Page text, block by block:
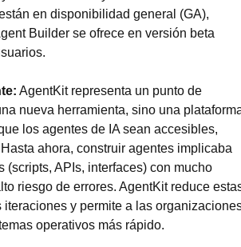
en disponibilidad general (GA),
Builder se ofrece en versión beta
AgentKit representa un punto de
nueva herramienta, sino una
los agentes de IA sean accesibles,
ahora, construir agentes implicaba
(scripts, APIs, interfaces) con mucho
riesgo de errores. AgentKit reduce
y permite a las
operativos más rápido.